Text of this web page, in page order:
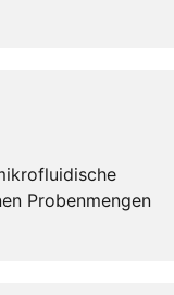
Probenmengen